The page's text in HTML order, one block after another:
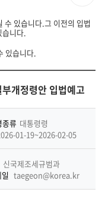
색
있습니다.그 이전의 입법
습니다.
공
열
기
있습니다.
개정령안 입법예고
종류 대통령령
01-19~2026-02-05
신국제조세규범과
taegeon@korea.kr